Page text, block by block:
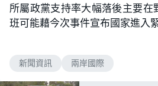
所屬政黨支持率大幅落後主要在
班可能藉今次事件宣布國家進入
新聞資訊 兩岸國際